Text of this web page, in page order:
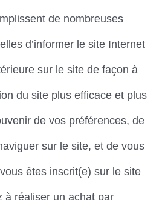
de nombreuses
d’informer le site Internet
sur le site de façon à
du site plus efficace et plus
de vos préférences, de
sur le site, et de vous
êtes inscrit(e) sur le site
à réaliser un achat par